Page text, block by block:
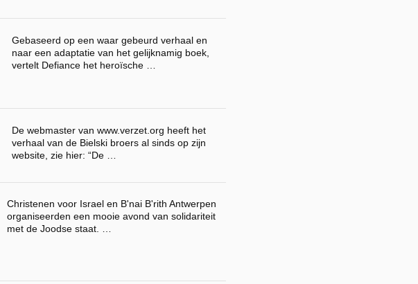
Gebaseerd op een waar gebeurd verhaal en
naar een adaptatie van het gelijknamig boek,
vertelt Defiance het heroïsche …
De webmaster van www.verzet.org heeft het
verhaal van de Bielski broers al sinds op zijn
website, zie hier: “De …
Christenen voor Israel en B'nai B'rith Antwerpen
organiseerden een mooie avond van solidariteit
met de Joodse staat. …